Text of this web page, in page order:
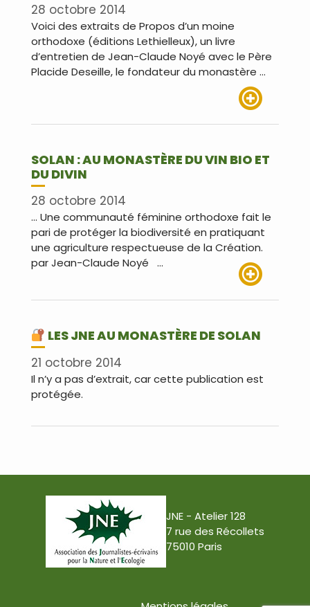
28 octobre 2014
Voici des extraits de Propos d’un moine
orthodoxe (éditions Lethielleux), un livre
d’entretien de Jean-Claude Noyé avec le Père
Placide Deseille, le fondateur du monastère …
SOLAN : AU MONASTÈRE DU VIN BIO ET
DU DIVIN
28 octobre 2014
… Une communauté féminine orthodoxe fait le
pari de protéger la biodiversité en pratiquant
une agriculture respectueuse de la Création.
par Jean-Claude Noyé …
LES JNE AU MONASTÈRE DE SOLAN
21 octobre 2014
Il n’y a pas d’extrait, car cette publication est
protégée.
JNE - Atelier 128
7 rue des Récollets
75010 Paris